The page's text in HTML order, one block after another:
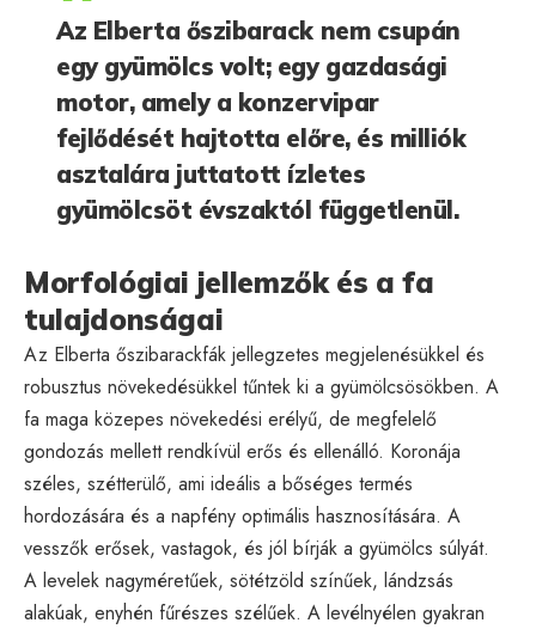
Az Elberta őszibarack nem csupán
egy gyümölcs volt; egy gazdasági
motor, amely a konzervipar
fejlődését hajtotta előre, és milliók
asztalára juttatott ízletes
gyümölcsöt évszaktól függetlenül.
Morfológiai jellemzők és a fa
tulajdonságai
Az Elberta őszibarackfák jellegzetes megjelenésükkel és
robusztus növekedésükkel tűntek ki a gyümölcsösökben. A
fa maga közepes növekedési erélyű, de megfelelő
gondozás mellett rendkívül erős és ellenálló. Koronája
széles, szétterülő, ami ideális a bőséges termés
hordozására és a napfény optimális hasznosítására. A
vesszők erősek, vastagok, és jól bírják a gyümölcs súlyát.
A levelek nagyméretűek, sötétzöld színűek, lándzsás
alakúak, enyhén fűrészes szélűek. A levélnyélen gyakran